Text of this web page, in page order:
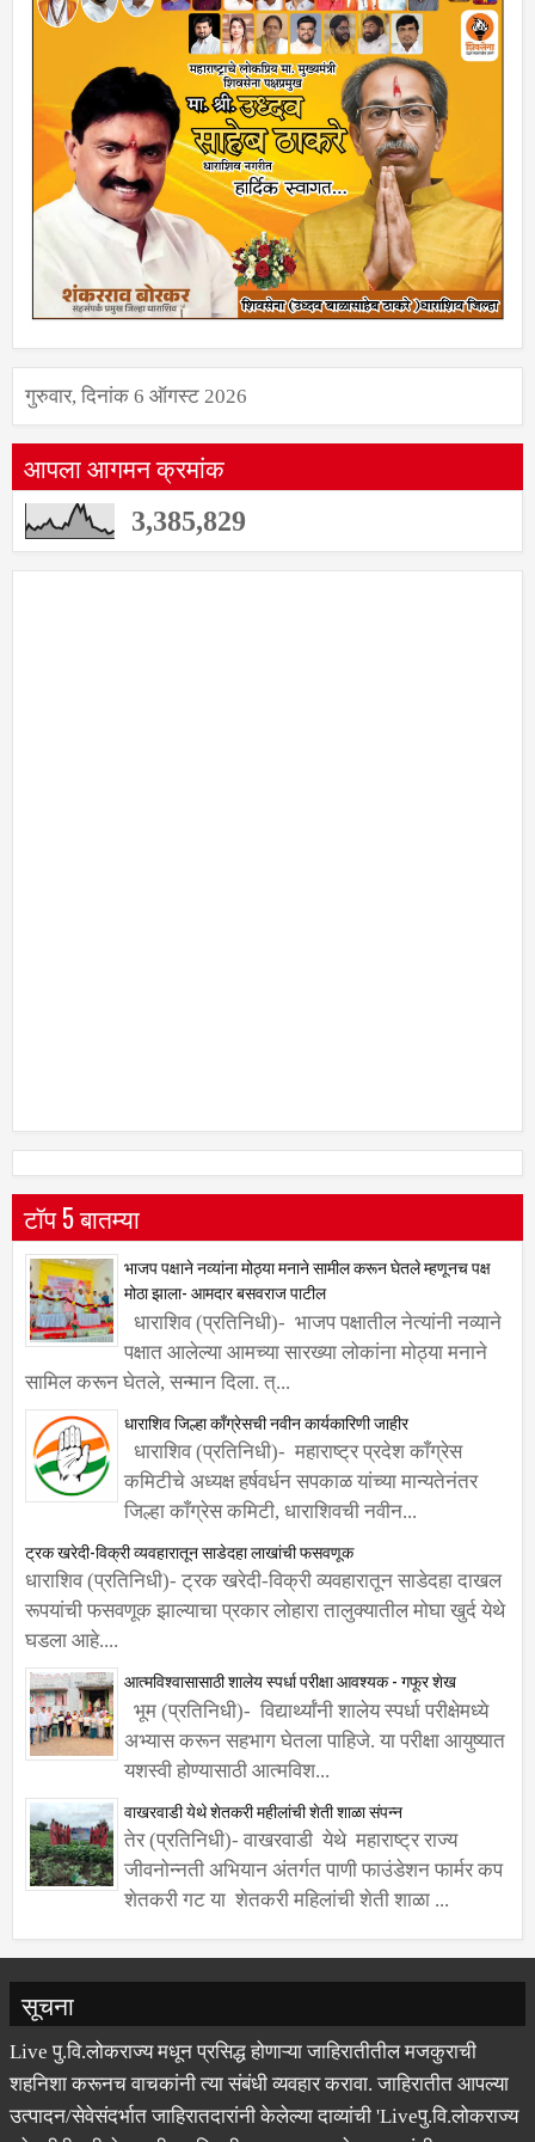
गुरुवार, दिनांक 6 ऑगस्ट 2026
आपला आगमन क्रमांक
3,385,829
टॉप 5 बातम्या
भाजप पक्षाने नव्यांना मोठ्या मनाने सामील करून घेतले म्हणूनच पक्ष
मोठा झाला- आमदार बसवराज पाटील
धाराशिव (प्रतिनिधी)- भाजप पक्षातील नेत्यांनी नव्याने
पक्षात आलेल्या आमच्या सारख्या लोकांना मोठ्या मनाने
सामिल करून घेतले, सन्मान दिला. त्...
धाराशिव जिल्हा काँग्रेसची नवीन कार्यकारिणी जाहीर
धाराशिव (प्रतिनिधी)- महाराष्ट्र प्रदेश काँग्रेस
कमिटीचे अध्यक्ष हर्षवर्धन सपकाळ यांच्या मान्यतेनंतर
जिल्हा काँग्रेस कमिटी, धाराशिवची नवीन...
ट्रक खरेदी-विक्री व्यवहारातून साडेदहा लाखांची फसवणूक
धाराशिव (प्रतिनिधी)- ट्रक खरेदी-विक्री व्यवहारातून साडेदहा दाखल
रूपयांची फसवणूक झाल्याचा प्रकार लोहारा तालुक्यातील मोघा खुर्द येथे
घडला आहे....
आत्मविश्वासासाठी शालेय स्पर्धा परीक्षा आवश्यक - गफूर शेख
भूम (प्रतिनिधी)- विद्यार्थ्यांनी शालेय स्पर्धा परीक्षेमध्ये
अभ्यास करून सहभाग घेतला पाहिजे. या परीक्षा आयुष्यात
यशस्वी होण्यासाठी आत्मविश...
वाखरवाडी येथे शेतकरी महीलांची शेती शाळा संपन्न
तेर (प्रतिनिधी)- वाखरवाडी येथे महाराष्ट्र राज्य
जीवनोन्नती अभियान अंतर्गत पाणी फाउंडेशन फार्मर कप
शेतकरी गट या शेतकरी महिलांची शेती शाळा ...
सूचना
Live पु.वि.लोकराज्य मधून प्रसिद्ध होणाऱ्या जाहिरातीतील मजकुराची
शहनिशा करूनच वाचकांनी त्या संबंधी व्यवहार करावा. जाहिरातीत आपल्या
उत्पादन/सेवेसंदर्भात जाहिरातदारांनी केलेल्या दाव्यांची 'Liveपु.वि.लोकराज्य
कोणतीही हमी घेत नाही. जाहिरातीत करण्यात आलेल्या दाव्यांची